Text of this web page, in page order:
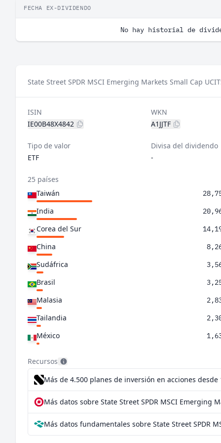
FECHA EX-DIVIDENDO
No hay historial de
State Street SPDR MSCI Emerging Markets Small Cap
ISIN
IE00B48X4842
WKN
A1JJTF
Tipo de valor
ETF
Divisa del dividendo
-
25 países
Taiwán
India
Corea del Sur
China
Sudáfrica
Brasil
Malasia
Tailandia
México
Indonesia
Chile
Filipinas
Grecia
Recursos
Más de 4.500 planes de inversión en acciones desde
Más datos sobre State Street SPDR MSCI Emerging
Más datos fundamentales sobre State Street SPDR